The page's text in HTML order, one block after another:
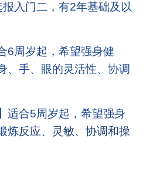
入门二，有2年基础及以
6周岁起，希望强身健
、手、眼的灵活性、协调
适合5周岁起，希望强身
炼反应、灵敏、协调和操